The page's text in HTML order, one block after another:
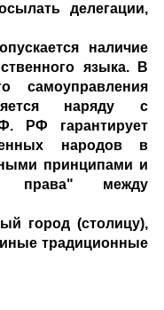
делегации,
наличие
языка. В
самоуправления
наряду с
РФ гарантирует
народов в
принципами и
права" между
город (столицу),
традиционные